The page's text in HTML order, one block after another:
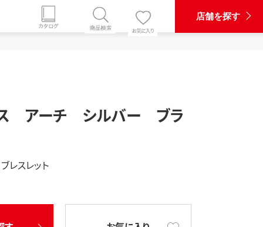
店舗を探す
ス アーチ シルバー ブラ
レスレット